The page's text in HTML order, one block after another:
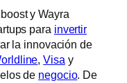
y Wayra
para invertir
la innovación de
,Visa y
de negocio. De